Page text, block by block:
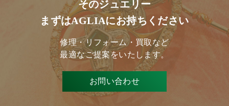
そのジュエリー
まずはAGLIAにお持ちください
修理・リフォーム・買取など
最適なご提案をいたします。
お問い合わせ